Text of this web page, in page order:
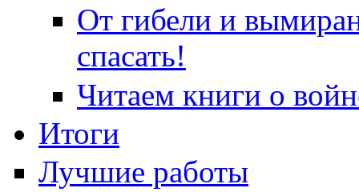
От гибели и
спасать!
Читаем книги о
Итоги
Лучшие работы